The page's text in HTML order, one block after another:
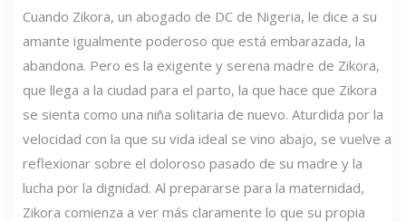
Cuando Zikora, un abogado de DC de Nigeria, le dice a su
amante igualmente poderoso que está embarazada, la
abandona. Pero es la exigente y serena madre de Zikora,
que llega a la ciudad para el parto, la que hace que Zikora
se sienta como una niña solitaria de nuevo. Aturdida por la
velocidad con la que su vida ideal se vino abajo, se vuelve a
reflexionar sobre el doloroso pasado de su madre y la
lucha por la dignidad. Al prepararse para la maternidad,
Zikora comienza a ver más claramente lo que su propia